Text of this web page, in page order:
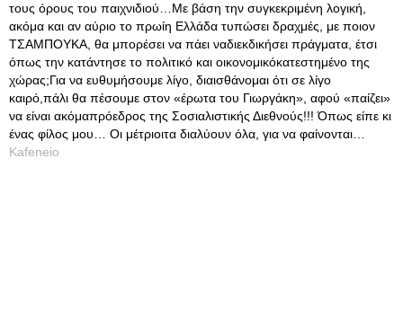
τους όρους του παιχνιδιού…Με βάση την συγκεκριμένη λογική,
ακόμα και αν αύριο το πρωίη Ελλάδα τυπώσει δραχμές, με ποιον
ΤΣΑΜΠΟΥΚΑ, θα μπορέσει να πάει ναδιεκδικήσει πράγματα, έτσι
όπως την κατάντησε το πολιτικό και οικονομικόκατεστημένο της
χώρας;Για να ευθυμήσουμε λίγο, διαισθάνομαι ότι σε λίγο
καιρό,πάλι θα πέσουμε στον «έρωτα του Γιωργάκη», αφού «παίζει»
να είναι ακόμαπρόεδρος της Σοσιαλιστικής Διεθνούς!!! Όπως είπε κι
ένας φίλος μου… Οι μέτριοιτα διαλύουν όλα, για να φαίνονται…
Kafeneio